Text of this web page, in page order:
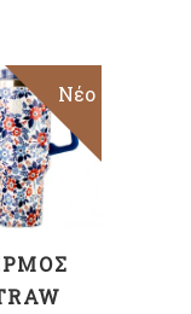
Νέο
ΚΑΛΆΘΙ